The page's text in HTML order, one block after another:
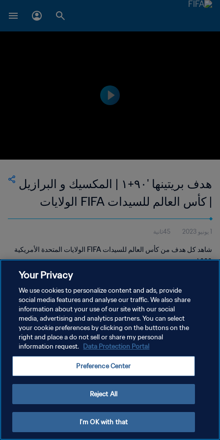
هدف بريتينها '٩٠+١ | المكسيك و البرازيل
| كأس العالم للسيدات FIFA الولايات
المتحدة الأمريكية ١٩٩٩
1 يونيو 2023 45ثانية
شاهد كل هدف من كأس العالم للسيدات FIFA الولايات المتحدة الأمريكية
١٩٩٩.
سياسة الخصوصية
إدارة تفضيلات ملفات تعريف الارتباط
Your Privacy
We use cookies to personalize content and ads, provide
social media features and analyse our traffic. We also share
information about your use of our site with our social
media, advertising and analytics partners. You can select
your cookie preferences by clicking on the buttons on the
right and place a do not sell or share my personal
information request. Data Protection Portal
Preference Center
Reject All
I'm OK with that